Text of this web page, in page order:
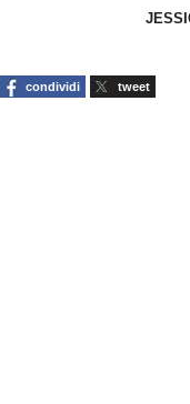
condividi tweet